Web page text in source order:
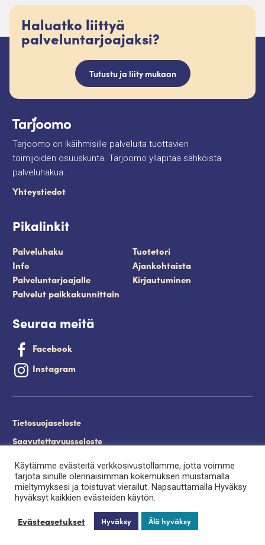
Haluatko liittyä
palveluntarjoajaksi?
Tutustu ja liity mukaan
Tarjoomo on ikäihmisille palveluita tuottavien
toimijoiden osuuskunta. Tarjoomo ylläpitää sähköistä
palveluhakua.
Yhteystiedot
Pikalinkit
Palveluhaku
Tuotetori
Info
Ajankohtaista
Palveluntarjoajalle
Kirjautuminen
Palvelut paikkakunnittain
Seuraa meitä
Facebook
Instagram
Tietosuojaseloste
Saavutettavuusseloste
Palveluntuottajan kirjautuminen.
Käytämme evästeitä verkkosivustollamme, jotta voimme
tarjota sinulle olennaisimman kokemuksen muistamalla
mieltymyksesi ja toistuvat vierailut. Napsauttamalla Hyväksy
hyväksyt kaikkien evästeiden käytön.
Evästeasetukset Hyväksy Älä hyväksy